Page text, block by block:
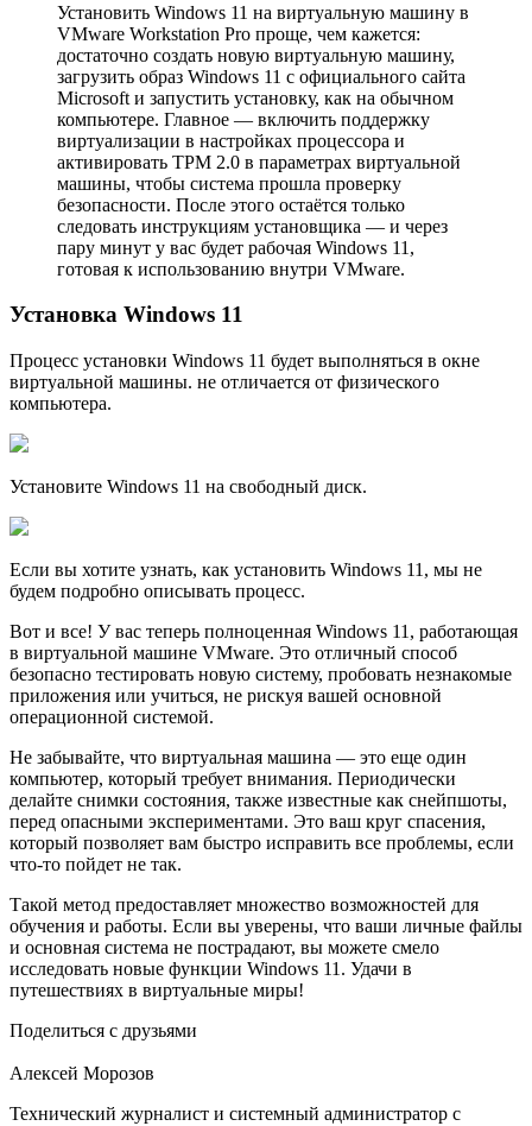
Установить Windows 11 на виртуальную машину в
VMware Workstation Pro проще, чем кажется:
достаточно создать новую виртуальную машину,
загрузить образ Windows 11 с официального сайта
Microsoft и запустить установку, как на обычном
компьютере. Главное — включить поддержку
виртуализации в настройках процессора и
активировать TPM 2.0 в параметрах виртуальной
машины, чтобы система прошла проверку
безопасности. После этого остаётся только
следовать инструкциям установщика — и через
пару минут у вас будет рабочая Windows 11,
готовая к использованию внутри VMware.
Установка Windows 11
Процесс установки Windows 11 будет выполняться в окне
виртуальной машины. не отличается от физического
компьютера.
Установите Windows 11 на свободный диск.
Если вы хотите узнать, как установить Windows 11, мы не
будем подробно описывать процесс.
Вот и все! У вас теперь полноценная Windows 11, работающая
в виртуальной машине VMware. Это отличный способ
безопасно тестировать новую систему, пробовать незнакомые
приложения или учиться, не рискуя вашей основной
операционной системой.
Не забывайте, что виртуальная машина — это еще один
компьютер, который требует внимания. Периодически
делайте снимки состояния, также известные как снейпшоты,
перед опасными экспериментами. Это ваш круг спасения,
который позволяет вам быстро исправить все проблемы, если
что-то пойдет не так.
Такой метод предоставляет множество возможностей для
обучения и работы. Если вы уверены, что ваши личные файлы
и основная система не пострадают, вы можете смело
исследовать новые функции Windows 11. Удачи в
путешествиях в виртуальные миры!
Поделиться с друзьями
Алексей Морозов
Технический журналист и системный администратор с